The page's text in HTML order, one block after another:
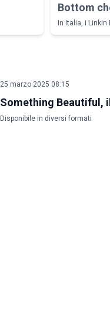
Bottom
From Zero
In Italia, i
25 marzo 2025 08:15
Something Beautiful,
Disponibile in diversi formati